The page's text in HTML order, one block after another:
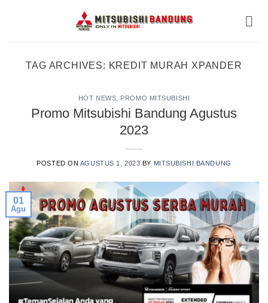
TAG ARCHIVES: KREDIT MURAH XPANDER
HOT NEWS PROMO MITSUBISHI
Promo Mitsubishi Bandung Agustus
2023
POSTED ON AGUSTUS 1, 2023 BY MITSUBISHI BANDUNG
01
Agu